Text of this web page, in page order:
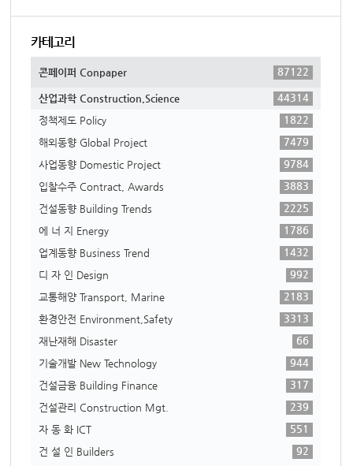
카테고리
콘페이퍼 Conpaper 87122
산업과학 Construction,Science
44314
정책제도 Policy
1822
해외동향 Global Project
7479
사업동향 Domestic Project
9784
입찰수주 Contract, Awards
3883
건설동향 Building Trends
2225
에 너 지 Energy
1786
업계동향 Business Trend
1432
디 자 인 Design
992
교통해양 Transport, Marine
2183
환경안전 Environment,Safety
3313
재난재해 Disaster
66
기술개발 New Technology
944
건설금융 Building Finance
317
건설관리 Construction Mgt.
239
자 동 화 ICT
551
건 설 인 Builders
92